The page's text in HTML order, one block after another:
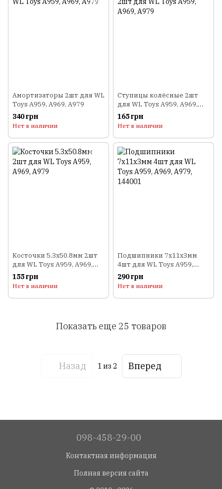
Амортизаторы 2шт для WL
Toys A959, A969, A979
340 грн
Нет в наличии
Ступицы колёсные 2шт
для WL Toys A959, A969,
A979
165 грн
Нет в наличии
Косточки 5.3x50.8мм 2шт
для WL Toys A959, A969,
A979
155 грн
Нет в наличии
Подшипники 7x11x3мм
4шт для WL Toys A959,
A969, A979, 144001
290 грн
Нет в наличии
Показать еще 25 товаров
Назад 1из 2 Вперед
098-458-29-00
Контактная информация
Полная версия сайта